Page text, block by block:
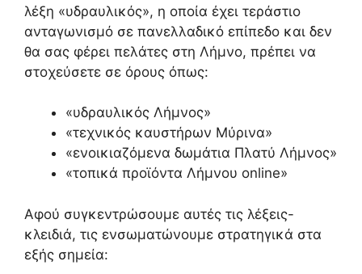
λέξη «υδραυλικός», η οποία έχει τεράστιο
ανταγωνισμό σε πανελλαδικό επίπεδο και δεν
θα σας φέρει πελάτες στη Λήμνο, πρέπει να
στοχεύσετε σε όρους όπως:
«υδραυλικός Λήμνος»
«τεχνικός καυστήρων Μύρινα»
«ενοικιαζόμενα δωμάτια Πλατύ Λήμνος»
«τοπικά προϊόντα Λήμνου online»
Αφού συγκεντρώσουμε αυτές τις λέξεις-
κλειδιά, τις ενσωματώνουμε στρατηγικά στα
εξής σημεία: